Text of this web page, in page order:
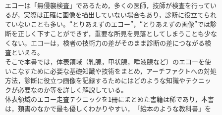
エコーは「無侵襲検査」であるため，多くの医師，技師が検査を行ってい
るが，実際は正確に画像を描出していない場合もあり，診断に役立てられ
ていないことも多い。“とりあえずのエコー”，“とりあえずの画像”では診
断を正しく下すことができず，重要な所見を見落としてしまうことも少な
くない。エコーは，検者の技術力の差がそのまま診断の差につながる検
査といえる。
そこで本書では，体表領域（乳腺，甲状腺，唾液腺など）のエコーを使
いこなすために必要な基礎知識や技術をまとめ，アーチファクトへの対処
方法，診断に役立つ画像を記録するためにはどのような知識やテクニッ
クが必要なのか等を詳しく解説している。
体表領域のエコー走査テクニックを1冊にまとめた書籍は稀であり，本書
は，類書のなかで最も優しくわかりやすい，「絵本のような教科書」を